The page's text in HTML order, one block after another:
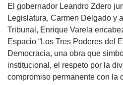
El gobernador Leandro Zdero
Legislatura, Carmen Delgado y
Tribunal, Enrique Varela
Espacio “Los Tres Poderes del
Democracia, una obra que
institucional, el respeto por la
compromiso permanente con la